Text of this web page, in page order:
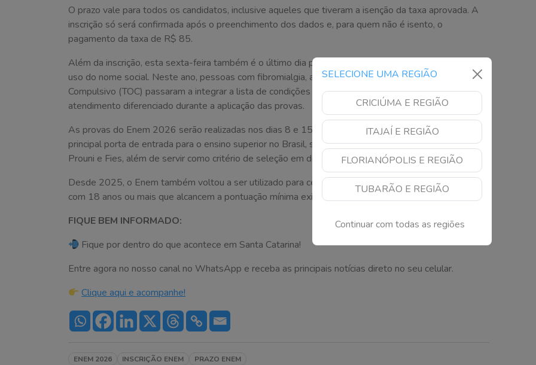
SELECIONE UMA REGIÃO
CRICIÚMA E REGIÃO
ITAJAÍ E REGIÃO
FLORIANÓPOLIS E REGIÃO
TUBARÃO E REGIÃO
Continuar com todas as regiões
O prazo vale para todos os candidatos, inclusive aqueles que tiveram a isenção da taxa aprovada. A
inscrição só será confirmada após o preenchimento dos dados e, para quem não é isento, o
pagamento da taxa de R$ 85.
Além da inscrição, esta sexta-feira também é o último dia para solicitar atendimento especializado e o
uso do nome social. Neste ano, pessoas com fibromialgia, ansiedade e Transtorno Obsessivo
Compulsivo (TOC) passaram a integrar a lista de condições que permitem a solicitação de
atendimento diferenciado durante a aplicação das provas.
As provas do Enem 2026 serão realizadas nos dias 8 e 15 de novembro. O exame segue como
principal porta de entrada para o ensino superior no Brasil, sendo utilizado em programas como Sisu,
Prouni e Fies, além de servir como critério de seleção em diversas instituições públicas e privadas.
Desde 2025, o Enem também voltou a ser utilizado para certificação do ensino médio por candidatos
com 18 anos ou mais que alcancem a pontuação mínima exigida nas provas e na redação.
FIQUE BEM INFORMADO:
Fique por dentro do que acontece em Santa Catarina!
Entre agora no nosso canal no WhatsApp e receba as principais notícias direto no seu celular.
Clique aqui e acompanhe!
ENEM 2026 INSCRIÇÃO ENEM PRAZO ENEM